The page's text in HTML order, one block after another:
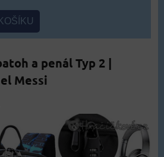
a penál Typ 2 |
Messi